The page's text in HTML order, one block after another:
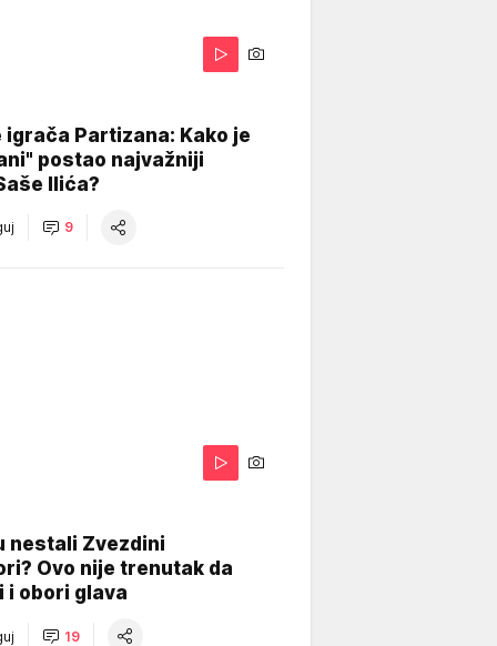
igrača Partizana: Kako je
postao najvažniji
Ilića?
9
nestali Zvezdini
Ovo nije trenutak da
i obori glava
19